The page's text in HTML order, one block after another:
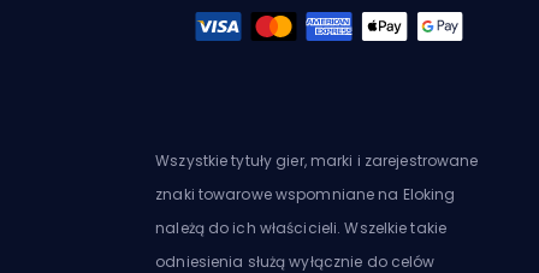
Wszystkie tytuły gier, marki i zarejestrowane
znaki towarowe wspomniane na Eloking
należą do ich właścicieli. Wszelkie takie
odniesienia służą wyłącznie do celów